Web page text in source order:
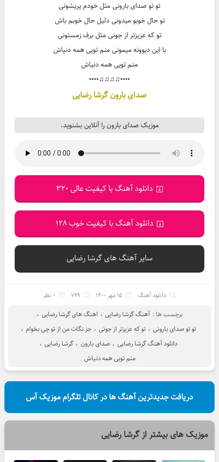
تو تو صدای بارونی مثل خودم پریشونی
تو حال خوبو میدونی دلیل حال خوبم باش
تو که عزیزتر از جونی مثل برف زمستونی
با این دیوونه میمونی منم تویی همه دنیاش
منم تویی همه دنیاش
••••♫♫♫♫••••
صدای بارون گرشا رضایی
موزیک صدای بارون را آنلاین بشنوید.
دانلود آهنگ با کیفیت عالی 320
دانلود آهنگ با کیفیت خوب 128
سایر آهنگ های گرشا رضایی
دانلود آهنگ 15 مهر 1400 799 0 نظر
برچسب ها : آهنگ گرشا رضایی ، اهنگ های گرشا رضایی ،
تو تو صدای بارونی ، تو که عزیزتر از جونی ، جز نگات من از تو چی بخوام ،
دانلود آهنگ گرشا رضایی ، صدای بارون ، گرشا رضایی ،
منم تویی همه دنیاش
دریافت جدیدترین آهنگ ها در کانال تلگرام موزیک آس
موزیک های بیشتر ازگرشا رضایی